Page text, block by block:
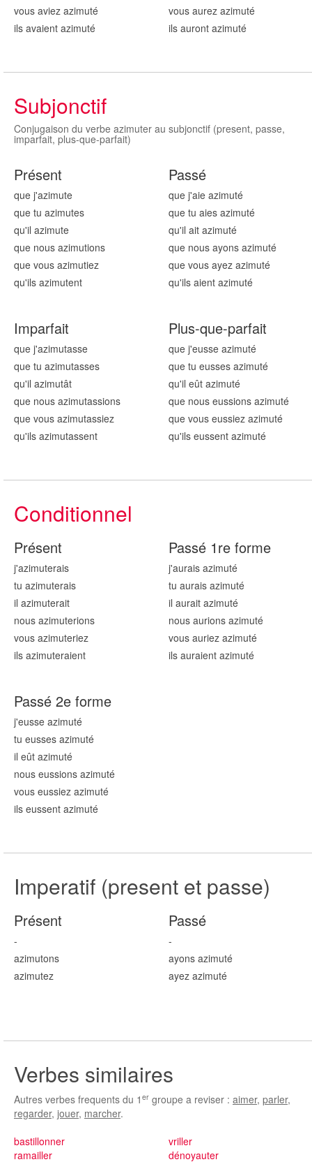
vous aviez azimuté
ils avaient azimuté
vous aurez azimuté
ils auront azimuté
Subjonctif
Conjugaison du verbe azimuter au subjonctif (present, passe,
imparfait, plus-que-parfait)
Présent
que j'azimute
que tu azimutes
qu'il azimute
que nous azimutions
que vous azimutiez
qu'ils azimutent
Passé
que j'aie azimuté
que tu aies azimuté
qu'il ait azimuté
que nous ayons azimuté
que vous ayez azimuté
qu'ils aient azimuté
Imparfait
que j'azimutasse
que tu azimutasses
qu'il azimutât
que nous azimutassions
que vous azimutassiez
qu'ils azimutassent
Plus-que-parfait
que j'eusse azimuté
que tu eusses azimuté
qu'il eût azimuté
que nous eussions azimuté
que vous eussiez azimuté
qu'ils eussent azimuté
Conditionnel
Présent
j'azimuterais
tu azimuterais
il azimuterait
nous azimuterions
vous azimuteriez
ils azimuteraient
Passé 1re forme
j'aurais azimuté
tu aurais azimuté
il aurait azimuté
nous aurions azimuté
vous auriez azimuté
ils auraient azimuté
Passé 2e forme
j'eusse azimuté
tu eusses azimuté
il eût azimuté
nous eussions azimuté
vous eussiez azimuté
ils eussent azimuté
Imperatif (present et passe)
Présent
-
azimutons
azimutez
Passé
-
ayons azimuté
ayez azimuté
Verbes similaires
Autres verbes frequents du 1 er groupe a reviser : aimer, parler,
regarder, jouer, marcher.
bastillonner
ramailler
vriller
dénoyauter